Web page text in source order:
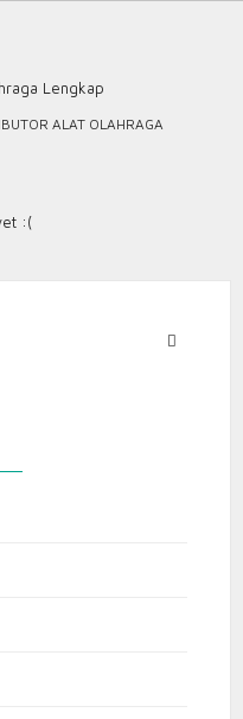
ALAT OLAHRAGA
:(